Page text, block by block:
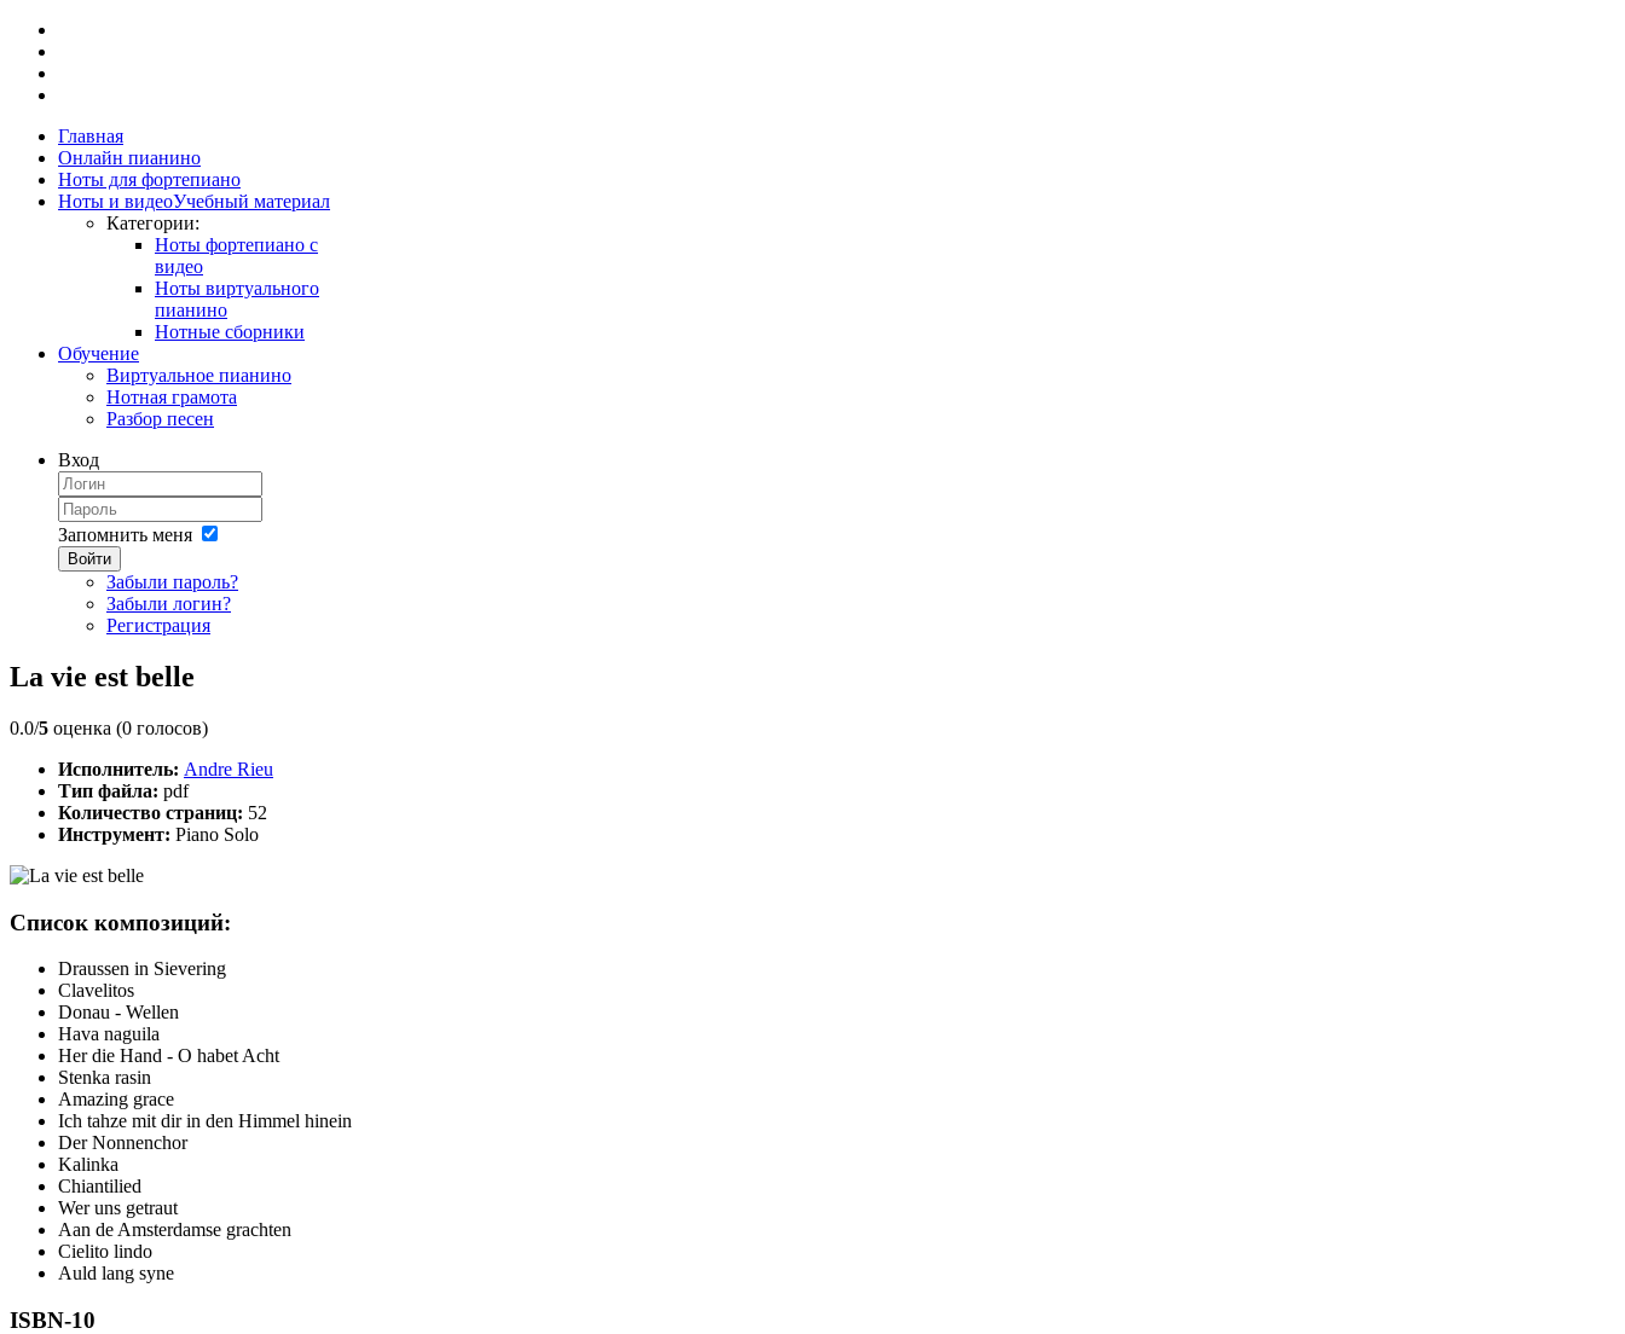
Главная
Онлайн пианино
Ноты для фортепиано
Ноты и видеоУчебный материал
Категории:
Ноты фортепиано с
видео
Ноты виртуального
пианино
Нотные сборники
Обучение
Виртуальное пианино
Нотная грамота
Разбор песен
Вход
Запомнить меня
Войти
Забыли пароль?
Забыли логин?
Регистрация
La vie est belle
0.0/5 оценка (0 голосов)
Исполнитель: Andre Rieu
Тип файла: pdf
Количество страниц: 52
Инструмент: Piano Solo
Список композиций:
Draussen in Sievering
Clavelitos
Donau - Wellen
Hava naguila
Her die Hand - O habet Acht
Stenka rasin
Amazing grace
Ich tahze mit dir in den Himmel hinein
Der Nonnenchor
Kalinka
Chiantilied
Wer uns getraut
Aan de Amsterdamse grachten
Cielito lindo
Auld lang syne
ISBN-10